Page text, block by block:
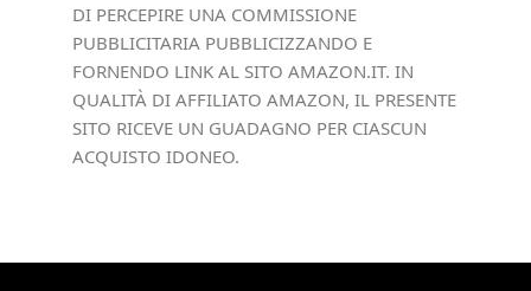
DI PERCEPIRE UNA COMMISSIONE
PUBBLICITARIA PUBBLICIZZANDO E
FORNENDO LINK AL SITO AMAZON.IT. IN
QUALITÀ DI AFFILIATO AMAZON, IL PRESENTE
SITO RICEVE UN GUADAGNO PER CIASCUN
ACQUISTO IDONEO.